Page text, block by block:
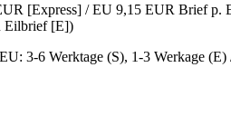
[Express] / EU 9,15 EUR Brief
Eilbrief [E])
3-6 Werktage (S), 1-3 Werkage